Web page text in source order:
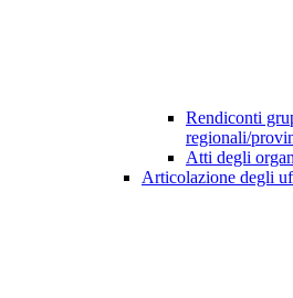
Rendiconti
regionali/
Atti degli
Articolazione degli